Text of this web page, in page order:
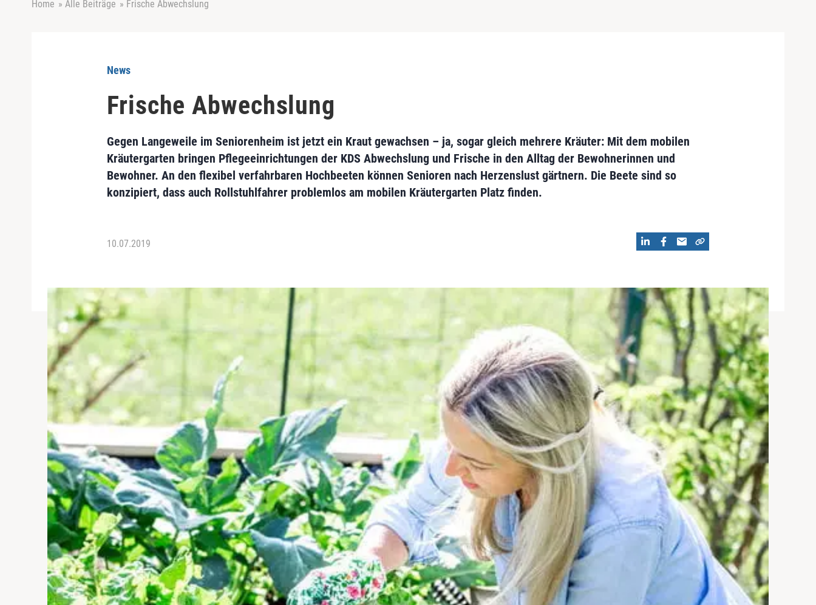
Home » Alle Beiträge » Frische Abwechslung
News
Frische Abwechslung
Gegen Langeweile im Seniorenheim ist jetzt ein Kraut gewachsen – ja, sogar gleich mehrere Kräuter: Mit dem mobilen
Kräutergarten bringen Pflegeeinrichtungen der KDS Abwechslung und Frische in den Alltag der Bewohnerinnen und
Bewohner. An den flexibel verfahrbaren Hochbeeten können Senioren nach Herzenslust gärtnern. Die Beete sind so
konzipiert, dass auch Rollstuhlfahrer problemlos am mobilen Kräutergarten Platz finden.
10.07.2019